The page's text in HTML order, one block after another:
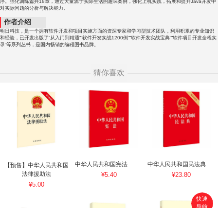
序。强化训练篇共18章，通过大量源于实际生活的趣味案例，强化上机实践，拓展和提升Java开发中
对实际问题的分析与解决能力。
作者介绍
明日科技，是一个拥有软件开发和项目实施方面的资深专家和学习型技术团队，利用积累的专业知识
和经验，已开发出版了“从入门到精通”“软件开发实战1200例”“软件开发实战宝典”“软件项目开发全程实
录”等系列丛书，是国内畅销的编程图书品牌。
猜你喜欢
【预售】中华人民共和国
法律援助法
¥5.00
中华人民共和国宪法
¥5.40
中华人民共和国民法典
¥23.80
快速